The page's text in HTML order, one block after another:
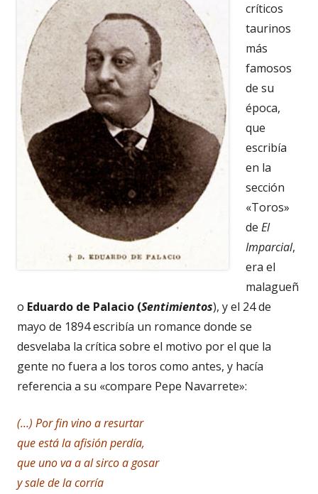
críticos
taurinos
más
famosos
de su
época,
que
escribía
en la
sección
«Toros»
de El
Imparcial,
era el
malagueñ
o Eduardo de Palacio (Sentimientos), y el 24 de
mayo de 1894 escribía un romance donde se
desvelaba la crítica sobre el motivo por el que la
gente no fuera a los toros como antes, y hacía
referencia a su «compare Pepe Navarrete»:
(…) Por fin vino a resurtar
que está la afisión perdía,
que uno va a al sirco a gosar
y sale de la corría